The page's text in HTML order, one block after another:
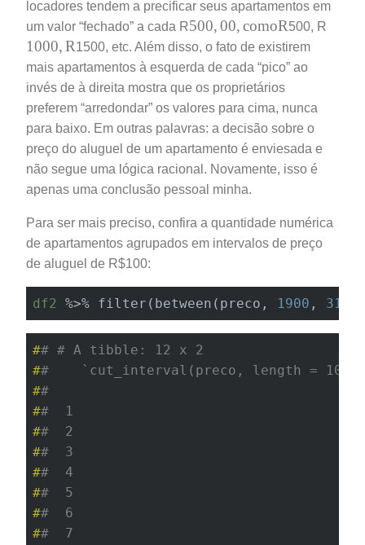
locadores tendem a precificar seus apartamentos em
um valor “fechado” a cada R500,00, comoR
500 00 , oR500, R
1000,R
1000 ,R1500, etc. Além disso, o fato de existirem
mais apartamentos à esquerda de cada “pico” ao
invés de à direita mostra que os proprietários
preferem “arredondar” os valores para cima, nunca
para baixo. Em outras palavras: a decisão sobre o
preço do aluguel de um apartamento é enviesada e
não segue uma lógica racional. Novamente, isso é
apenas uma conclusão pessoal minha.
Para ser mais preciso, confira a quantidade numérica
de apartamentos agrupados em intervalos de preço
de aluguel de R$100:
df2 %>% filter(between(preco, 1900 , 3100
## # A tibble: 12 x 2
##    `cut_interval(preco, length =
##
##  1
##  2
##  3
##  4
##  5
##  6
##  7